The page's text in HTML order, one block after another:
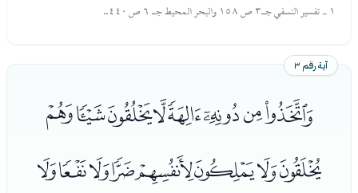
١ - تفسير النسفي جـ٣ ص ١٥٨ والبحر المحيط جـ ٦ ص ٤٤٠..
آية رقم ٣
ﭑﭒﭓﭔﭕﭖﭗﭘ
ﭙﭚﭛﭜﭝﭞﭟﭠ